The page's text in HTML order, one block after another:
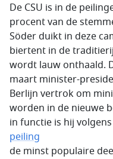
De CSU is in de
procent van de
Söder duikt in deze
biertent in de
wordt lauw onthaald.
maart minister-
Berlijn vertrok om
worden in de nieuwe
in functie is hij
peiling
de minst populaire